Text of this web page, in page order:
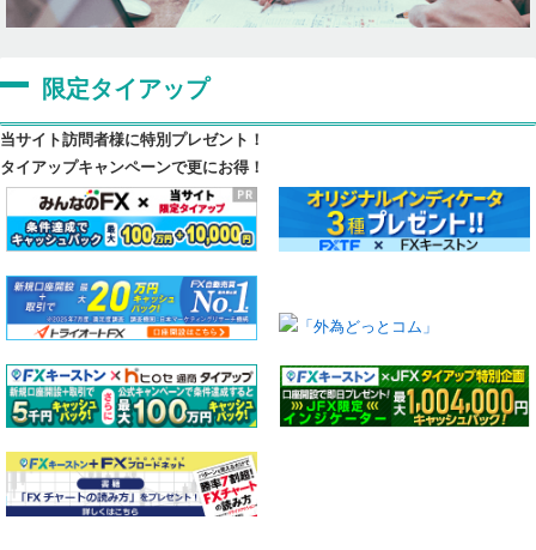
限定タイアップ
当サイト訪問者様に特別プレゼント！
タイアップキャンペーンで更にお得！